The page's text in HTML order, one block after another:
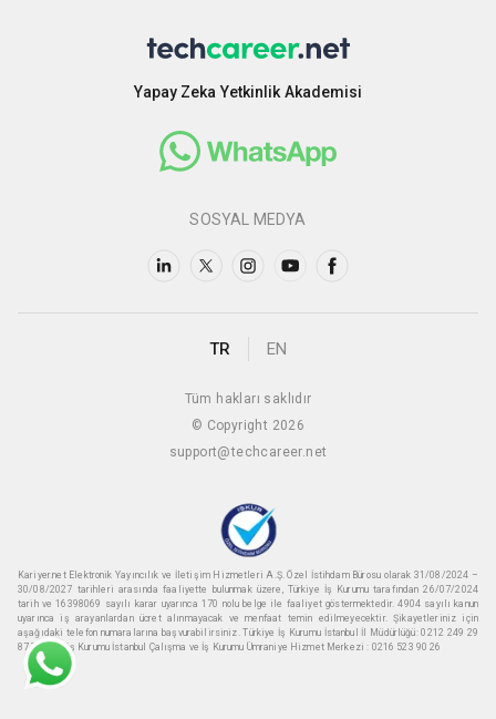
Yapay Zeka Yetkinlik Akademisi
SOSYAL MEDYA
TR EN
Tüm hakları saklıdır
© Copyright 2026
support@techcareer.net
Kariyer.net Elektronik Yayıncılık ve İletişim Hizmetleri A.Ş. Özel İstihdam Bürosu olarak 31/08/2024 –
30/08/2027 tarihleri arasında faaliyette bulunmak üzere, Türkiye İş Kurumu tarafından 26/07/2024
tarih ve 16398069 sayılı karar uyarınca 170 nolu belge ile faaliyet göstermektedir. 4904 sayılı kanun
uyarınca iş arayanlardan ücret alınmayacak ve menfaat temin edilmeyecektir. Şikayetleriniz için
aşağıdaki telefon numaralarına başvurabilirsiniz. Türkiye İş Kurumu İstanbul İl Müdürlüğü: 0212 249 29
87 Türkiye iş Kurumu İstanbul Çalışma ve İş Kurumu Ümraniye Hizmet Merkezi : 0216 523 90 26